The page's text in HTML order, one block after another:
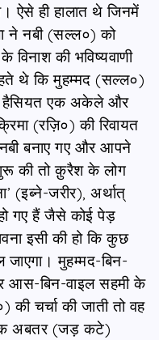
ऐसे ही हालात थे जिनमें
ने नबी (सल्ल०) को
विनाश की भविष्यवाणी
थे कि मुहम्मद (सल्ल०)
हैसियत एक अकेले और
(रज़ि०) की रिवायत
बनाए गए और आपने
की तो क़ुरैश के लोग
(इब्ने-जरीर), अर्थात्
गए हैं जैसे कोई पेड़
इसी की हो कि कुछ
मुहम्मद-बिन-
आस-बिन-वाइल सहमी के
चर्चा की जाती तो वह
अबतर (जड़ कटे)